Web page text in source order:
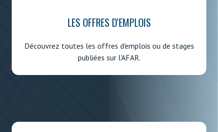
LES OFFRES D'EMPLOIS
Découvrez toutes les offres d'emplois ou de stages
publiées sur l'AFAR.